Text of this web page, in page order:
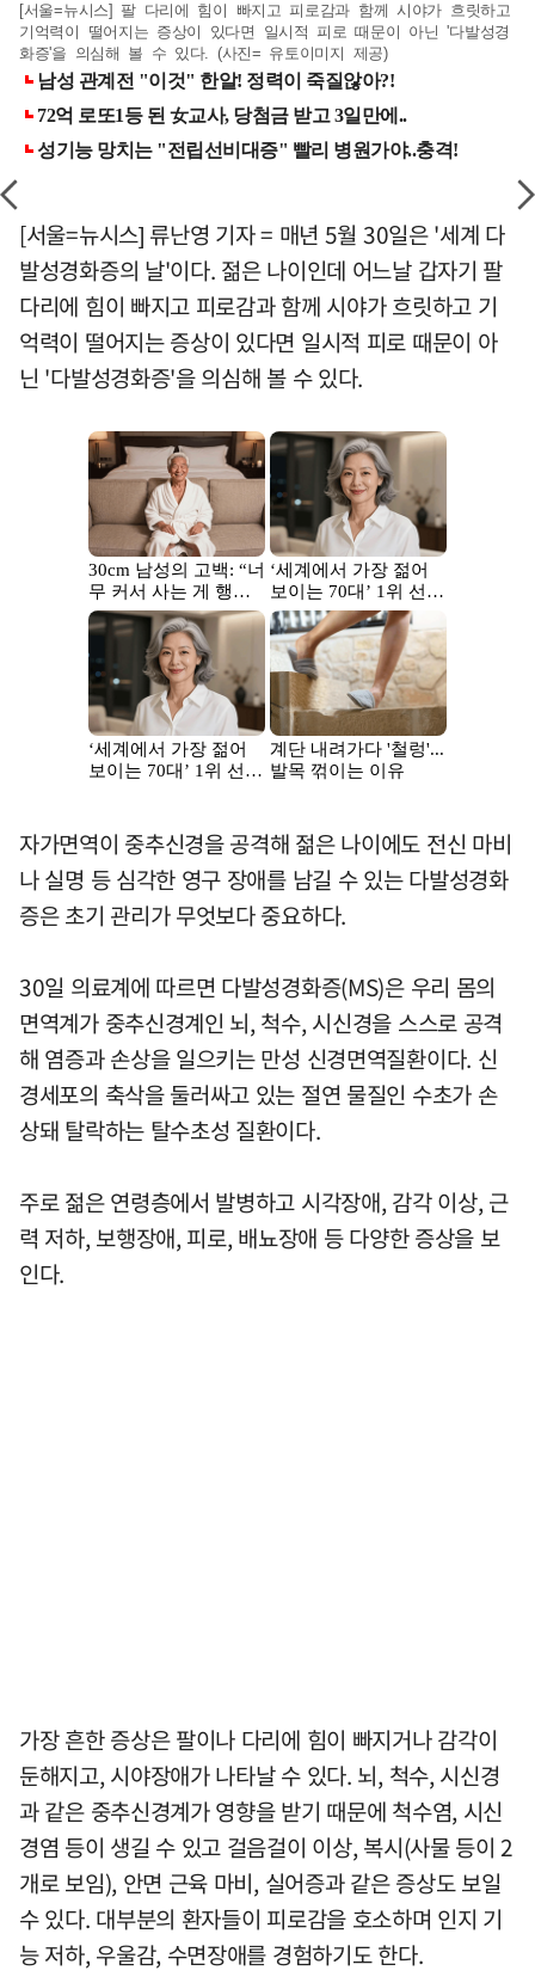
[서울=뉴시스] 팔 다리에 힘이 빠지고 피로감과 함께 시야가 흐릿하고
기억력이 떨어지는 증상이 있다면 일시적 피로 때문이 아닌 '다발성경
화증'을 의심해 볼 수 있다. (사진= 유토이미지 제공)
[서울=뉴시스] 류난영 기자 = 매년 5월 30일은 '세계 다
발성경화증의 날'이다. 젊은 나이인데 어느날 갑자기 팔
다리에 힘이 빠지고 피로감과 함께 시야가 흐릿하고 기
억력이 떨어지는 증상이 있다면 일시적 피로 때문이 아
닌 '다발성경화증'을 의심해 볼 수 있다.
자가면역이 중추신경을 공격해 젊은 나이에도 전신 마비
나 실명 등 심각한 영구 장애를 남길 수 있는 다발성경화
증은 초기 관리가 무엇보다 중요하다.
30일 의료계에 따르면 다발성경화증(MS)은 우리 몸의
면역계가 중추신경계인 뇌, 척수, 시신경을 스스로 공격
해 염증과 손상을 일으키는 만성 신경면역질환이다. 신
경세포의 축삭을 둘러싸고 있는 절연 물질인 수초가 손
상돼 탈락하는 탈수초성 질환이다.
주로 젊은 연령층에서 발병하고 시각장애, 감각 이상, 근
력 저하, 보행장애, 피로, 배뇨장애 등 다양한 증상을 보
인다.
가장 흔한 증상은 팔이나 다리에 힘이 빠지거나 감각이
둔해지고, 시야장애가 나타날 수 있다. 뇌, 척수, 시신경
과 같은 중추신경계가 영향을 받기 때문에 척수염, 시신
경염 등이 생길 수 있고 걸음걸이 이상, 복시(사물 등이 2
개로 보임), 안면 근육 마비, 실어증과 같은 증상도 보일
수 있다. 대부분의 환자들이 피로감을 호소하며 인지 기
능 저하, 우울감, 수면장애를 경험하기도 한다.